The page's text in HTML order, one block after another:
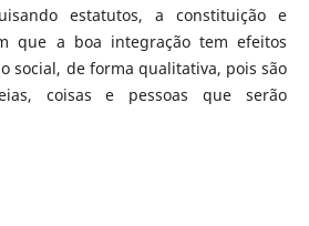
estatutos, a constituição e
que a boa integração tem efeitos
social, de forma qualitativa, pois são
coisas e pessoas que serão